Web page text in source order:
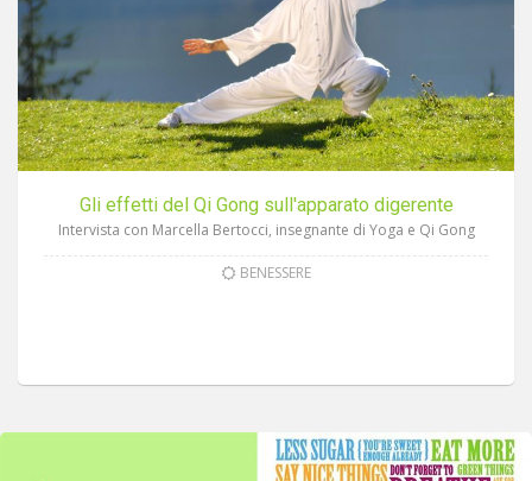
Gli effetti del Qi Gong sull'apparato digerente
Intervista con Marcella Bertocci, insegnante di Yoga e Qi Gong
BENESSERE